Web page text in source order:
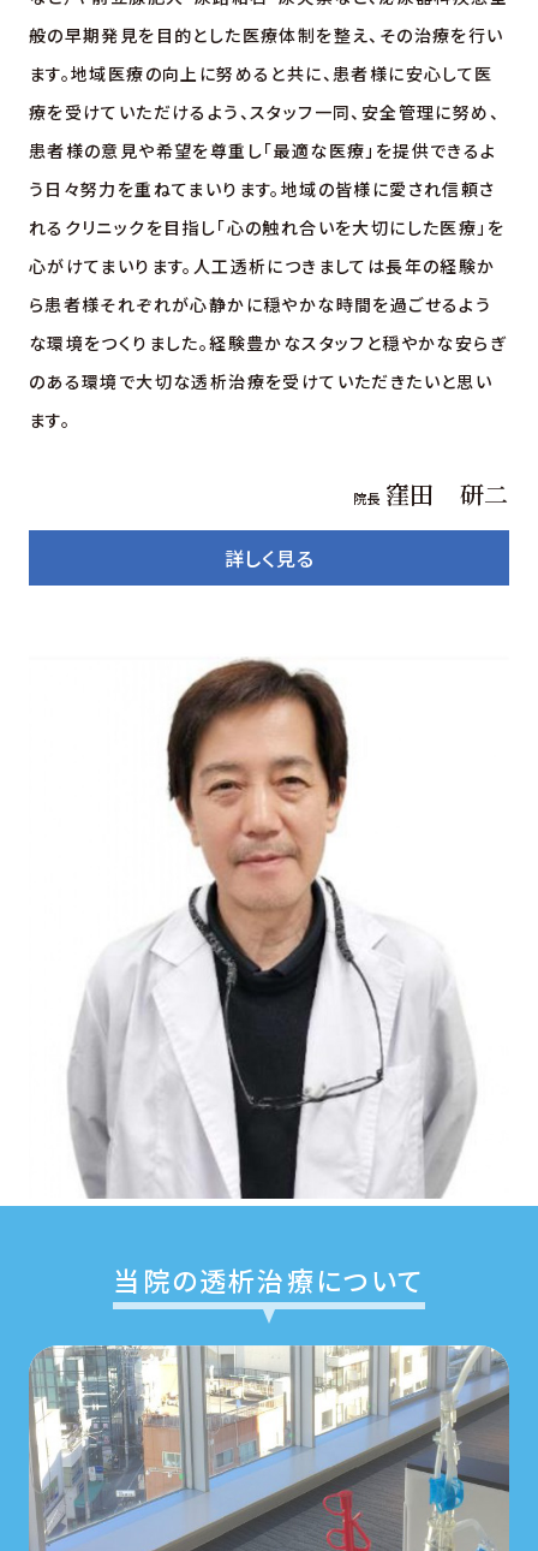
般の早期発見を目的とした医療体制を整え、その治療を行い
ます。地域医療の向上に努めると共に、患者様に安心して医
療を受けていただけるよう、スタッフ一同、安全管理に努め、
患者様の意見や希望を尊重し「最適な医療」を提供できるよ
う日々努力を重ねてまいります。地域の皆様に愛され信頼さ
れるクリニックを目指し「心の触れ合いを大切にした医療」を
心がけてまいります。人工透析につきましては長年の経験か
ら患者様それぞれが心静かに穏やかな時間を過ごせるよう
な環境をつくりました。経験豊かなスタッフと穏やかな安らぎ
のある環境で大切な透析治療を受けていただきたいと思い
ます。
院長 窪田 研二
詳しく見る
当院の透析治療について